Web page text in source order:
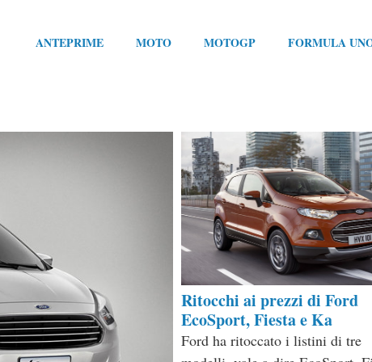
ANTEPRIME MOTO MOTOGP FORMULA
Ritocchi ai prezzi di Ford
EcoSport, Fiesta e Ka
Ford ha ritoccato i listini di tre